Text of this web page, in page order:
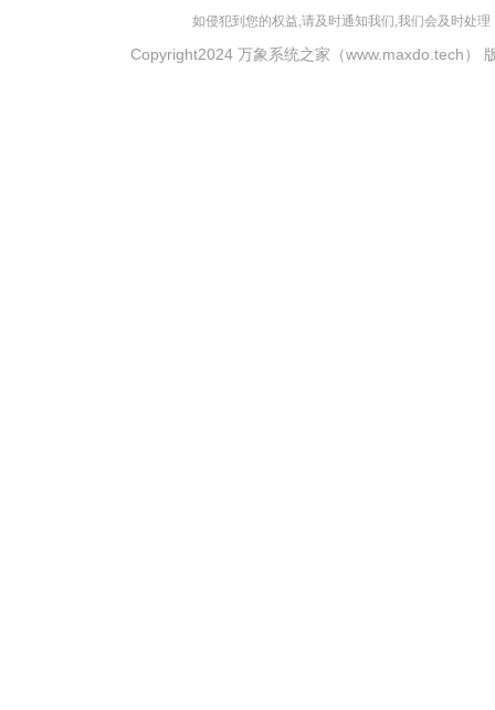
如侵犯到您的权益,请及时通知我们,我们会及时处
Copyright2024 万象系统之家（www.maxdo.tech）